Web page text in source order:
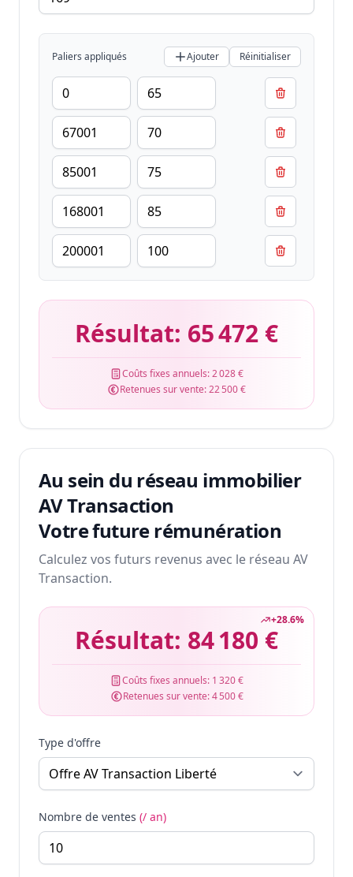
Paliers appliqués Ajouter Réinitialiser
Résultat: 65 472 €
Coûts fixes annuels:2 028 €
Retenues sur vente:22 500 €
Au sein du réseau immobilier
AV Transaction
Votre future rémunération
Calculez vos futurs revenus avec le réseau AV
Transaction.
+28.6%
Résultat: 84 180 €
Coûts fixes annuels: 1 320 €
Retenues sur vente:4 500 €
Type d'offre
Nombre de ventes (/ an)